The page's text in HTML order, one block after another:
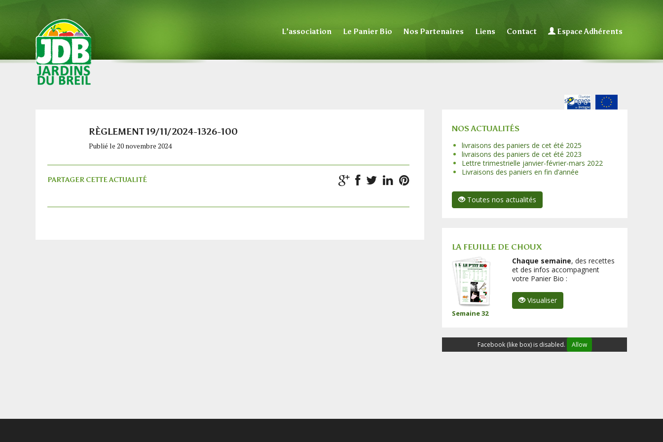
L’association Le Panier Bio Nos Partenaires Liens Contact Espace Adhérents
RÈGLEMENT 19/11/2024-1326-100
Publié le 20 novembre 2024
PARTAGER CETTE ACTUALITÉ
NOS ACTUALITÉS
livraisons des paniers de cet été 2025
livraisons des paniers de cet été 2023
Lettre trimestrielle janvier-février-mars 2022
Livraisons des paniers en fin d’année
Toutes nos actualités
LA FEUILLE DE CHOUX
Semaine 32
Chaque semaine, des recettes
et des infos accompagnent
votre Panier Bio :
Visualiser
Facebook (like box) is disabled. Allow